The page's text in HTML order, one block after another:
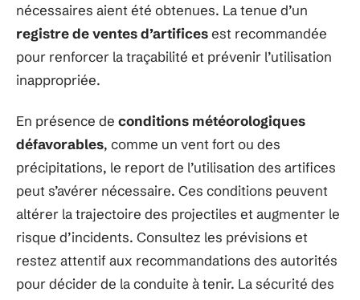
nécessaires aient été obtenues. La tenue d’un
registre de ventes d’artificesest recommandée
pour renforcer la traçabilité et prévenir l’utilisation
inappropriée.
En présence de conditions météorologiques
défavorables, comme un vent fort ou des
précipitations, le report de l’utilisation des artifices
peut s’avérer nécessaire. Ces conditions peuvent
altérer la trajectoire des projectiles et augmenter le
risque d’incidents. Consultez les prévisions et
restez attentif aux recommandations des autorités
pour décider de la conduite à tenir. La sécurité des